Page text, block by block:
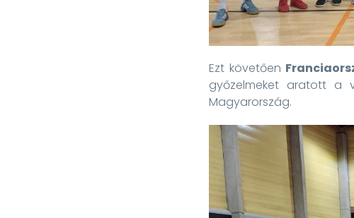
Ezt követően
győzelmeket aratott a
Magyarország.